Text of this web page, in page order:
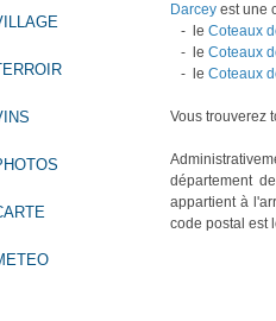
Darcey est une
- le Coteaux
- le Coteaux
- le Coteaux
Vous trouverez
département
appartient à
code postal est